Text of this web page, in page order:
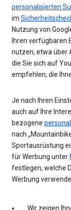
personalisierten
im
Nutzung von
Ihren verfügbaren
nutzen, etwa über
die Sie sich auf
empfehlen, die
Je nach Ihren
auch auf Ihre
bezogene
nach
Sportausrüstung
für Werbung unter
festlegen, welche
Werbung
Wir zeigen